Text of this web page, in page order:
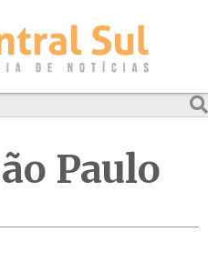
Paulo